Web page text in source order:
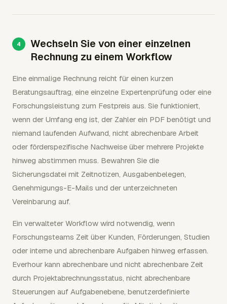
Wechseln Sie von einer einzelnen
Rechnung zu einem Workflow
Eine einmalige Rechnung reicht für einen kurzen
Beratungsauftrag, eine einzelne Expertenprüfung oder eine
Forschungsleistung zum Festpreis aus. Sie funktioniert,
wenn der Umfang eng ist, der Zahler ein PDF benötigt und
niemand laufenden Aufwand, nicht abrechenbare Arbeit
oder förderspezifische Nachweise über mehrere Projekte
hinweg abstimmen muss. Bewahren Sie die
Sicherungsdatei mit Zeitnotizen, Ausgabenbelegen,
Genehmigungs-E-Mails und der unterzeichneten
Vereinbarung auf.
Ein verwalteter Workflow wird notwendig, wenn
Forschungsteams Zeit über Kunden, Förderungen, Studien
oder interne und abrechenbare Aufgaben hinweg erfassen.
Everhour kann abrechenbare und nicht abrechenbare Zeit
durch Projektabrechnungsstatus, nicht abrechenbare
Steuerungen auf Aufgabenebene, benutzerdefinierte